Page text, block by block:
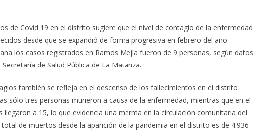
de Covid 19 en el distrito sugiere que el nivel de contagio de la enfermedad
desde que se expandió de forma progresiva en febrero del año
los casos registrados en Ramos Mejía fueron de 9 personas, según datos
de Salud Pública de La Matanza.
también se refleja en el descenso de los fallecimientos en el distrito
sólo tres personas murieron a causa de la enfermedad, mientras que en el
a 15, lo que evidencia una merma en la circulación comunitaria del
de muertos desde la aparición de la pandemia en el distrito es de 4.936